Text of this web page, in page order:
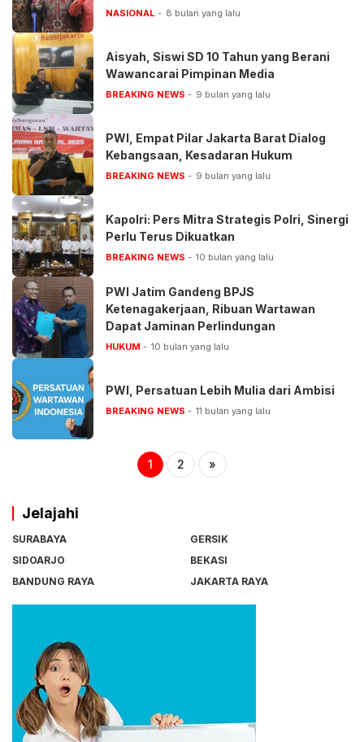
NASIONAL 8 bulan yang lalu
Aisyah, Siswi SD 10 Tahun yang Berani
Wawancarai Pimpinan Media
BREAKING NEWS 9 bulan yang lalu
PWI, Empat Pilar Jakarta Barat Dialog
Kebangsaan, Kesadaran Hukum
BREAKING NEWS 9 bulan yang lalu
Kapolri: Pers Mitra Strategis Polri, Sinergi
Perlu Terus Dikuatkan
BREAKING NEWS 10 bulan yang lalu
PWI Jatim Gandeng BPJS
Ketenagakerjaan, Ribuan Wartawan
Dapat Jaminan Perlindungan
HUKUM 10 bulan yang lalu
PWI, Persatuan Lebih Mulia dari Ambisi
BREAKING NEWS 11 bulan yang lalu
1 2 »
Jelajahi
SURABAYA
GERSIK
SIDOARJO
BEKASI
BANDUNG RAYA
JAKARTA RAYA